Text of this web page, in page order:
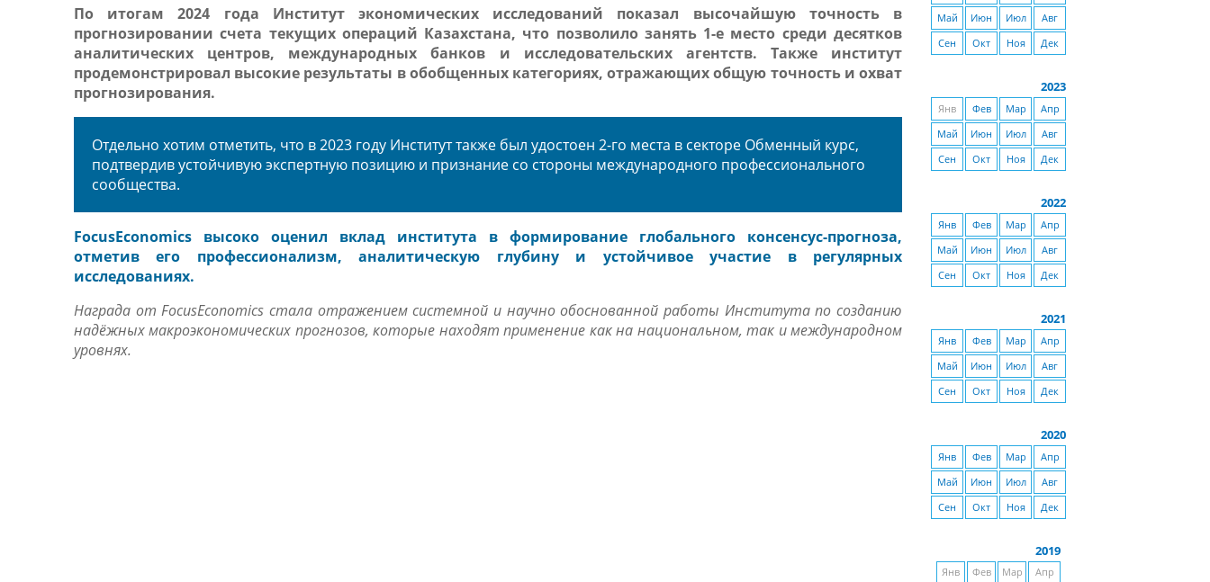
По итогам 2024 года Институт экономических исследований показал высочайшую точность в
прогнозировании счета текущих операций Казахстана, что позволило занять 1-е место среди десятков
аналитических центров, международных банков и исследовательских агентств. Также институт
продемонстрировал высокие результаты в обобщенных категориях, отражающих общую точность и охват
прогнозирования.
Отдельно хотим отметить, что в 2023 году Институт также был удостоен 2-го места в секторе Обменный курс,
подтвердив устойчивую экспертную позицию и признание со стороны международного профессионального
сообщества.
FocusEconomics высоко оценил вклад института в формирование глобального консенсус-прогноза,
отметив его профессионализм, аналитическую глубину и устойчивое участие в регулярных
исследованиях.
Награда от FocusEconomics стала отражением системной и научно обоснованной работы Института по созданию
надёжных макроэкономических прогнозов, которые находят применение как на национальном, так и международном
уровнях.
Май
Июн Июл
Авг
Сен
Окт Ноя Дек
2023
Янв Фев Мар
Апр
Май
Июн Июл
Авг
Сен
Окт Ноя Дек
2022
Янв Фев Мар
Апр
Май
Июн Июл
Авг
Сен
Окт Ноя Дек
2021
Янв Фев Мар
Апр
Май
Июн Июл
Авг
Сен
Окт Ноя Дек
2020
Янв Фев Мар
Апр
Май
Июн Июл
Авг
Сен
Окт Ноя Дек
2019
Янв Фев Мар
Апр